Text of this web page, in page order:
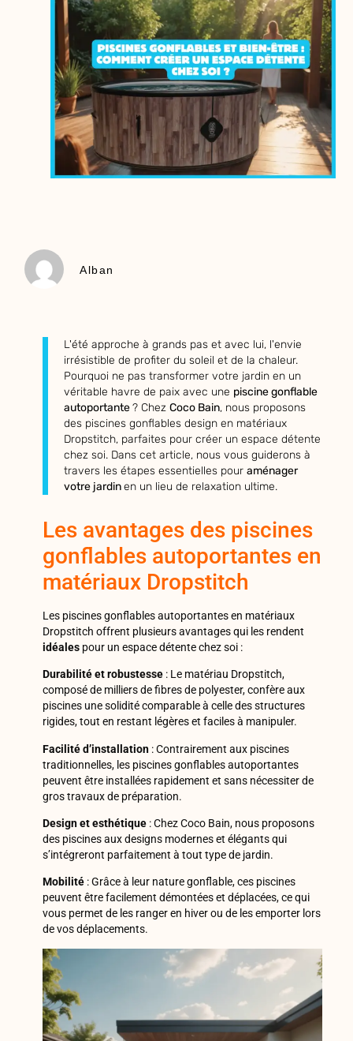
Alban
L'été approche à grands pas et avec lui, l'envie
irrésistible de profiter du soleil et de la chaleur.
Pourquoi ne pas transformer votre jardin en un
véritable havre de paix avec une piscine gonflable
autoportante? Chez Coco Bain, nous proposons
des piscines gonflables design en matériaux
Dropstitch, parfaites pour créer un espace détente
chez soi. Dans cet article, nous vous guiderons à
travers les étapes essentielles pour aménager
votre jardinen un lieu de relaxation ultime.
Les avantages des piscines
gonflables autoportantes en
matériaux Dropstitch
Les piscines gonflables autoportantes en matériaux
Dropstitch offrent plusieurs avantages qui les rendent
idéales pour un espace détente chez soi :
Durabilité et robustesse: Le matériau Dropstitch,
composé de milliers de fibres de polyester, confère aux
piscines une solidité comparable à celle des structures
rigides, tout en restant légères et faciles à manipuler.
Facilité d’installation: Contrairement aux piscines
traditionnelles, les piscines gonflables autoportantes
peuvent être installées rapidement et sans nécessiter de
gros travaux de préparation.
Design et esthétique: Chez Coco Bain, nous proposons
des piscines aux designs modernes et élégants qui
s’intégreront parfaitement à tout type de jardin.
Mobilité: Grâce à leur nature gonflable, ces piscines
peuvent être facilement démontées et déplacées, ce qui
vous permet de les ranger en hiver ou de les emporter lors
de vos déplacements.